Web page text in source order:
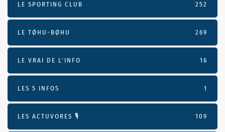
LE SPORTING CLUB 252
LE TØHU-BØHU 269
LE VRAI DE L’INFO 16
LES 5 INFOS 1
LES ACTUVORES 🎙 109